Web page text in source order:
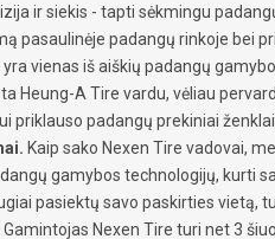
ir siekis - tapti sėkmingu
pasaulinėje padangų rinkoje bei
vienas iš aiškių padangų
Heung-A Tire vardu, vėliau
priklauso padangų prekiniai ženklai
Kaip sako Nexen Tire vadovai,
gamybos technologijų, kurti
pasiektų savo paskirties vietą,
Nexen Tire turi net 3